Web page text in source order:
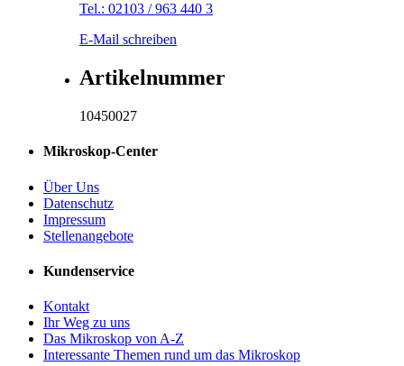
Tel.: 02103 / 963 440 3
E-Mail schreiben
Artikelnummer
10450027
Mikroskop-Center
Über Uns
Datenschutz
Impressum
Stellenangebote
Kundenservice
Kontakt
Ihr Weg zu uns
Das Mikroskop von A-Z
Interessante Themen rund um das Mikroskop